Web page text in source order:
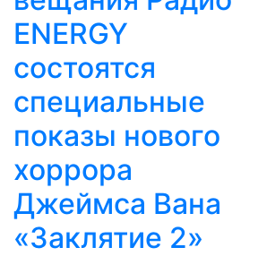
ENERGY
состоятся
специальные
показы нового
хоррора
Джеймса Вана
«Заклятие 2»